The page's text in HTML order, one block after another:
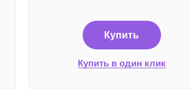
Купить
Купить в один клик